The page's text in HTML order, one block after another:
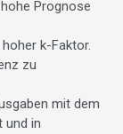
Prognose
k-Faktor.
zu
mit dem
und in